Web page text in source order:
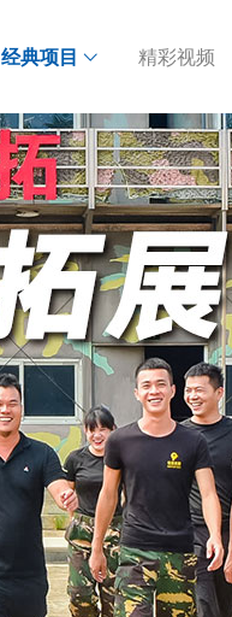
经典项目 精彩视频